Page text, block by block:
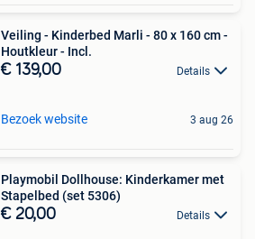
Veiling - Kinderbed Marli - 80 x 160 cm -
Houtkleur - Incl.
€ 139,00 Details
Bezoek website 3 aug 26
Playmobil Dollhouse: Kinderkamer met
Stapelbed (set 5306)
€ 20,00 Details